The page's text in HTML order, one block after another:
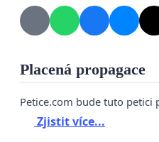
Placená propagace
Petice.com bude tuto petici
Zjistit více...